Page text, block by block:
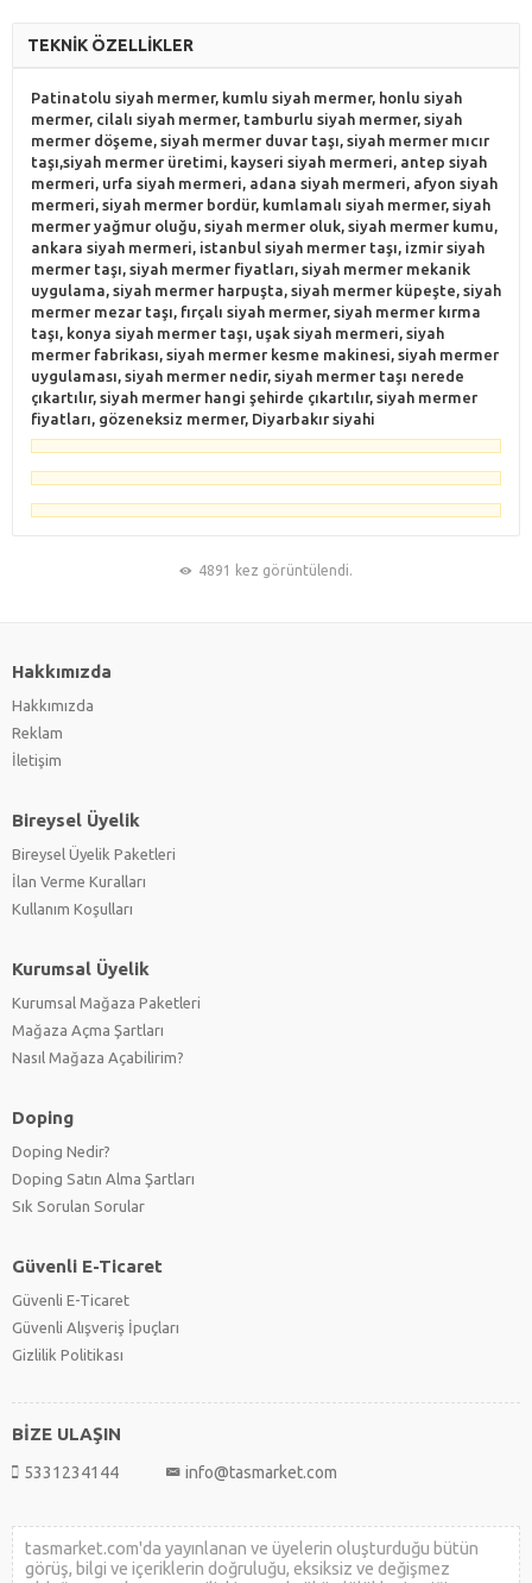
TEKNİK ÖZELLİKLER
Patinatolu siyah mermer, kumlu siyah mermer, honlu siyah
mermer, cilalı siyah mermer, tamburlu siyah mermer, siyah
mermer döşeme, siyah mermer duvar taşı, siyah mermer mıcır
taşı,siyah mermer üretimi, kayseri siyah mermeri, antep siyah
mermeri, urfa siyah mermeri, adana siyah mermeri, afyon siyah
mermeri, siyah mermer bordür, kumlamalı siyah mermer, siyah
mermer yağmur oluğu, siyah mermer oluk, siyah mermer kumu,
ankara siyah mermeri, istanbul siyah mermer taşı, izmir siyah
mermer taşı, siyah mermer fiyatları, siyah mermer mekanik
uygulama, siyah mermer harpuşta, siyah mermer küpeşte, siyah
mermer mezar taşı, fırçalı siyah mermer, siyah mermer kırma
taşı, konya siyah mermer taşı, uşak siyah mermeri, siyah
mermer fabrikası, siyah mermer kesme makinesi, siyah mermer
uygulaması, siyah mermer nedir, siyah mermer taşı nerede
çıkartılır, siyah mermer hangi şehirde çıkartılır, siyah mermer
fiyatları, gözeneksiz mermer, Diyarbakır siyahi
4891 kez görüntülendi.
Hakkımızda
Hakkımızda
Reklam
İletişim
Bireysel Üyelik
Bireysel Üyelik Paketleri
İlan Verme Kuralları
Kullanım Koşulları
Kurumsal Üyelik
Kurumsal Mağaza Paketleri
Mağaza Açma Şartları
Nasıl Mağaza Açabilirim?
Doping
Doping Nedir?
Doping Satın Alma Şartları
Sık Sorulan Sorular
Güvenli E-Ticaret
Güvenli E-Ticaret
Güvenli Alışveriş İpuçları
Gizlilik Politikası
BİZE ULAŞIN
5331234144 info@tasmarket.com
tasmarket.com'da yayınlanan ve üyelerin oluşturduğu bütün
görüş, bilgi ve içeriklerin doğruluğu, eksiksiz ve değişmez